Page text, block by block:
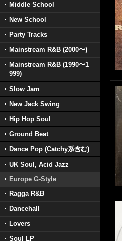
Middle School
New School
Party Tracks
Mainstream R&B (2000〜)
Mainstream R&B (1990〜1
999)
Slow Jam
New Jack Swing
Hip Hop Soul
Ground Beat
Dance Pop (Catchy系含む)
UK Soul, Acid Jazz
Europe G-Style
Ragga R&B
Dancehall
Lovers
Soul LP